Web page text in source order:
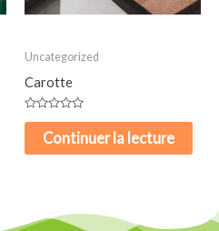
Uncategorized
Carotte
Note
sur
5
Continuer la lecture